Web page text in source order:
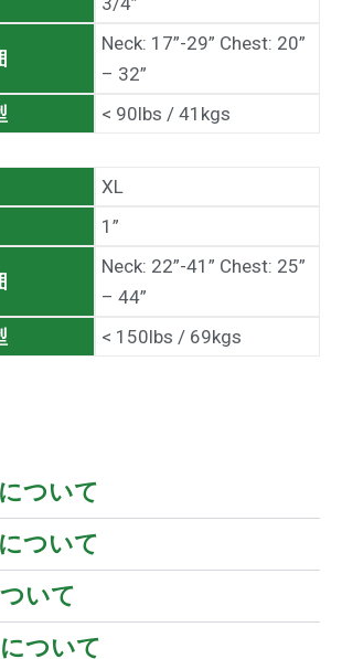
Neck: 17”-29” Chest: 20”
– 32”
< 90lbs / 41kgs
XL
1”
Neck: 22”-41” Chest: 25”
– 44”
< 150lbs / 69kgs
ついて
ついて
いて
ついて